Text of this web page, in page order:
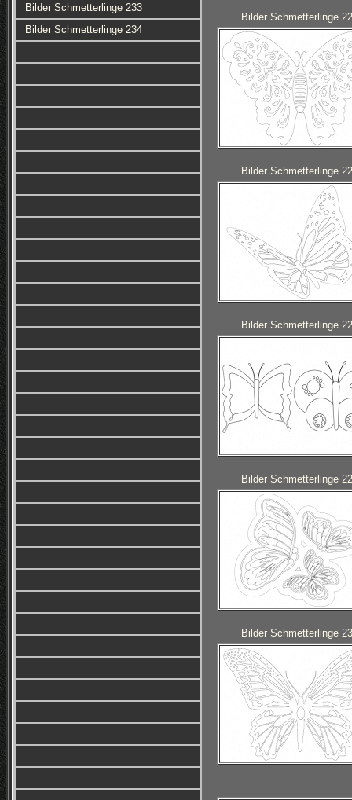
Bilder Schmetterlinge 233
Bilder Schmetterlinge 234
Bilder Schmetterlinge
Bilder Schmetterlinge
Bilder Schmetterlinge
Bilder Schmetterlinge
Bilder Schmetterlinge